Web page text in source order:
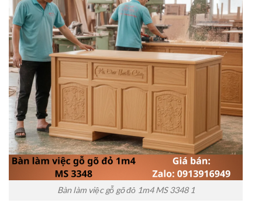
Bàn làm việc gỗ gõ đỏ 1m4 MS 3348 1